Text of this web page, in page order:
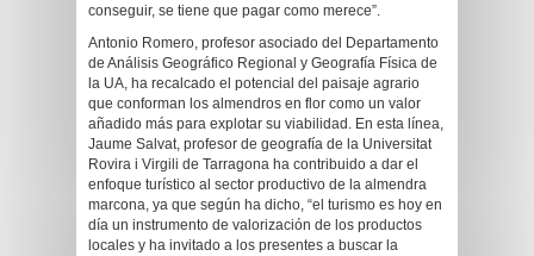
conseguir, se tiene que pagar como merece”.
Antonio Romero, profesor asociado del Departamento
de Análisis Geográfico Regional y Geografía Física de
la UA, ha recalcado el potencial del paisaje agrario
que conforman los almendros en flor como un valor
añadido más para explotar su viabilidad. En esta línea,
Jaume Salvat, profesor de geografía de la Universitat
Rovira i Virgili de Tarragona ha contribuido a dar el
enfoque turístico al sector productivo de la almendra
marcona, ya que según ha dicho, “el turismo es hoy en
día un instrumento de valorización de los productos
locales y ha invitado a los presentes a buscar la